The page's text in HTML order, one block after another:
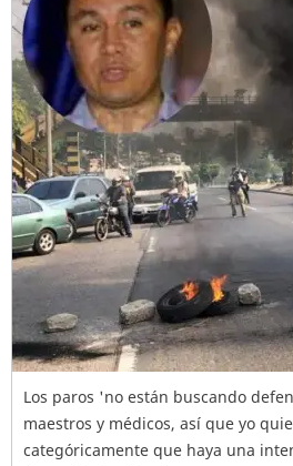
Los paros 'no están buscando
maestros y médicos, así que yo
categóricamente que haya una